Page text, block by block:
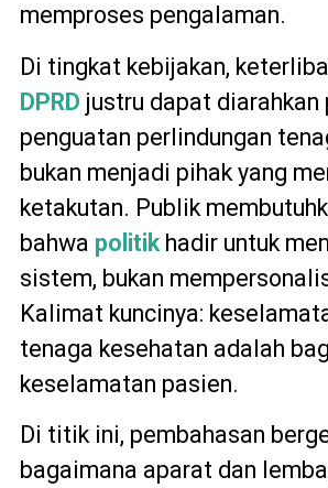
memproses pengalaman.
Di tingkat kebijakan,
DPRD justru dapat diarahkan
penguatan perlindungan
bukan menjadi pihak yang
ketakutan. Publik
bahwa politik hadir untuk
sistem, bukan
Kalimat kuncinya:
tenaga kesehatan adalah
keselamatan pasien.
Di titik ini, pembahasan
bagaimana aparat dan